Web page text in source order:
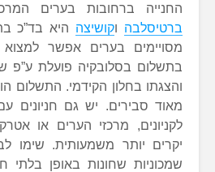
החנייה ברחובות בערים
ברטיסלבה וקושיצה היא בד”כ
מסויימים בערים אפשר למצוא
בתשלום בסלובקיה פועלת ע”פ
והצגתו בחלון הקידמי. התשלום
מאוד סבירים. יש גם חניונים
לקניונים, מרכזי הערים או
יקרים יותר משמעותית. שימו
שמכוניות שחונות באופן בלתי